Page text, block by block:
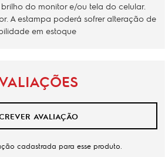
do monitor e/ou tela do celular.
A estampa poderá sofrer alteração de
em estoque
AVALIAÇÃO
cadastrada para esse produto.